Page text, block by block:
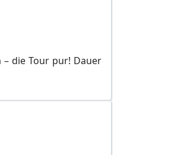
– die Tour pur! Dauer